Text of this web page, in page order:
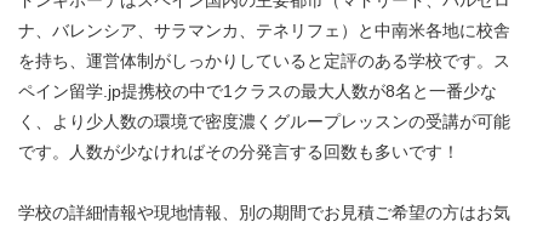
ナ、バレンシア、サラマンカ、テネリフェ）と中南米各地に校舎
を持ち、運営体制がしっかりしていると定評のある学校です。ス
ペイン留学.jp提携校の中で1クラスの最大人数が8名と一番少な
く、より少人数の環境で密度濃くグループレッスンの受講が可能
です。人数が少なければその分発言する回数も多いです！
学校の詳細情報や現地情報、別の期間でお見積ご希望の方はお気